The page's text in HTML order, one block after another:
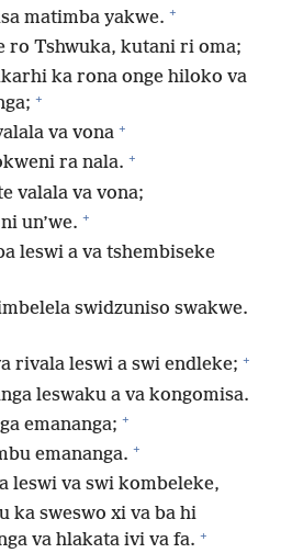
matimba yakwe. +
ro Tshwuka, kutani ri oma;
ka rona onge hiloko va
+
va vona +
ra nala. +
valala va vona;
ni un’we. +
leswi a va tshembiseke
swidzuniso swakwe.
rivala leswi a swi endleke; +
leswaku a va kongomisa.
emananga; +
emananga. +
leswi va swi kombeleke,
ka sweswo xi va ba hi
va hlakata ivi va fa. +